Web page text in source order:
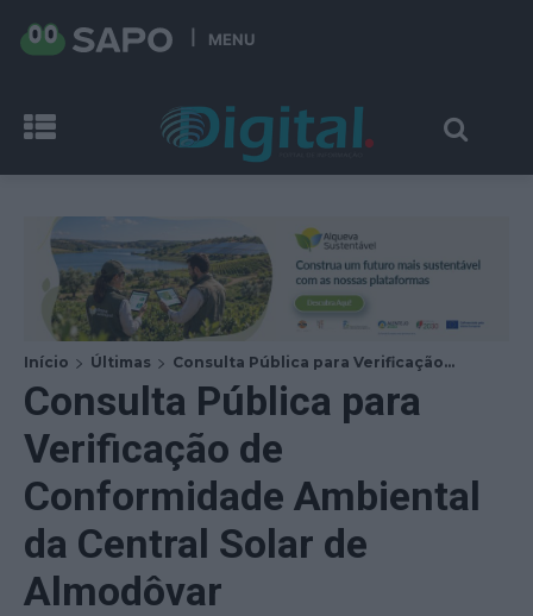
MENU
Início Últimas Consulta Pública para Verificação...
Consulta Pública para
Verificação de
Conformidade Ambiental
da Central Solar de
Almodôvar